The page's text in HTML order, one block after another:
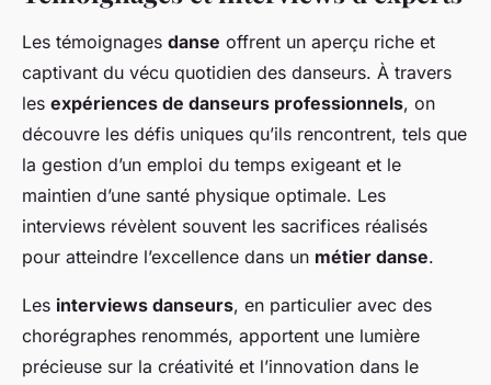
Les témoignages danse offrent un aperçu riche et
captivant du vécu quotidien des danseurs. À travers
les expériences de danseurs professionnels, on
découvre les défis uniques qu’ils rencontrent, tels que
la gestion d’un emploi du temps exigeant et le
maintien d’une santé physique optimale. Les
interviews révèlent souvent les sacrifices réalisés
pour atteindre l’excellence dans un métier danse.
Les interviews danseurs, en particulier avec des
chorégraphes renommés, apportent une lumière
précieuse sur la créativité et l’innovation dans le